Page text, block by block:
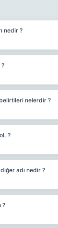
nedir ?
belirtileri nelerdir ?
?
adı nedir ?
?